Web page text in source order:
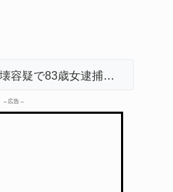
器物損壊容疑で83歳女逮捕 伊賀署
– 広告 –